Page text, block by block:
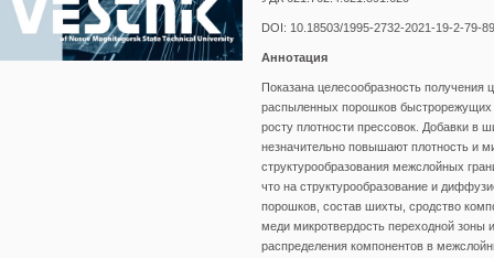
DOI: 10.18503/1995-2732-2021-19-2-79-89
Аннотация
Показана целесообразность получения
распыленных порошков быстрорежущих
росту плотности прессовок. Добавки
незначительно повышают плотность и
структурообразования межслойных
что на структурообразование и
порошков, состав шихты, сродство
меди микротвердость переходной зоны
распределения компонентов в